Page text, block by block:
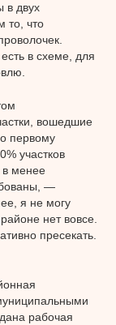
в двух
то, что
в схеме, для
вошедшие
первому
участков
в менее
—
я не могу
нет вовсе.
пресекать.
рабочая